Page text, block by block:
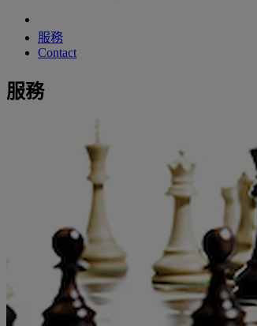
服務
Contact
服務